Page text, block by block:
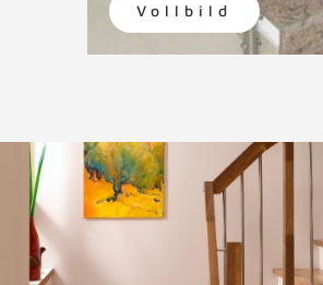
Vollbild